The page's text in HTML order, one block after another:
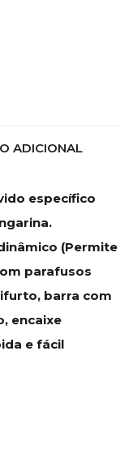
ADICIONAL
específico
(Permite
parafusos
barra com
encaixe
e fácil